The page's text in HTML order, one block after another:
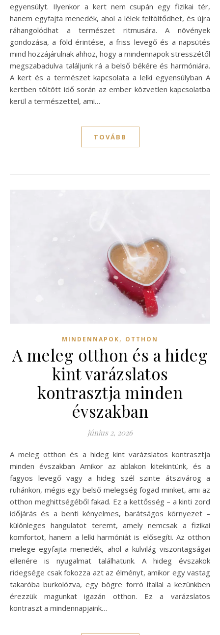
egyensúlyt. Ilyenkor a kert nem csupán egy fizikai tér,
hanem egyfajta menedék, ahol a lélek feltöltődhet, és újra
ráhangolódhat a természet ritmusára. A növények
gondozása, a föld érintése, a friss levegő és a napsütés
mind hozzájárulnak ahhoz, hogy a mindennapok stresszétől
megszabadulva találjunk rá a belső békére és harmóniára.
A kert és a természet kapcsolata a lelki egyensúlyban A
kertben töltött idő során az ember közvetlen kapcsolatba
kerül a természettel, ami…
TOVÁBB
MINDENNAPOK, OTTHON
A meleg otthon és a hideg
kint varázslatos
kontrasztja minden
évszakban
június 2, 2026
A meleg otthon és a hideg kint varázslatos kontrasztja
minden évszakban Amikor az ablakon kitekintünk, és a
fagyos levegő vagy a hideg szél szinte átszivárog a
ruhánkon, mégis egy belső melegség fogad minket, ami az
otthon meghittségéből fakad. Ez a kettősség – a kinti zord
időjárás és a benti kényelmes, barátságos környezet –
különleges hangulatot teremt, amely nemcsak a fizikai
komfortot, hanem a lelki harmóniát is elősegíti. Az otthon
melege egyfajta menedék, ahol a külvilág viszontagságai
ellenére is nyugalmat találhatunk. A hideg évszakok
ridegsége csak fokozza azt az élményt, amikor egy vastag
takaróba burkolózva, egy bögre forró itallal a kezünkben
érezzük magunkat igazán otthon. Ez a varázslatos
kontraszt a mindennapjaink…